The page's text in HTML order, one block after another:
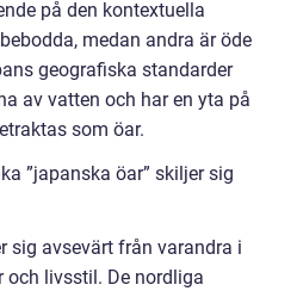
på den kontextuella
medan andra är öde
geografiska standarder
av vatten och har en yta på
som öar.
”japanska öar” skiljer sig
sig avsevärt från varandra i
och livsstil. De nordliga